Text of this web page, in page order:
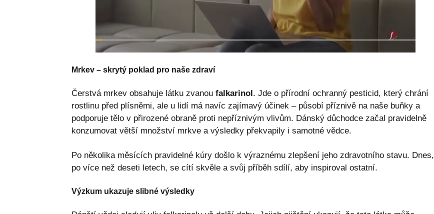
Mrkev – skrytý poklad pro naše zdraví
Čerstvá mrkev obsahuje látku zvanou falkarinol. Jde o přírodní ochranný pesticid, který chrání
rostlinu před plísněmi, ale u lidí má navíc zajímavý účinek – působí příznivě na naše buňky a
podporuje tělo v přirozené obraně proti nepříznivým vlivům. Dánský důchodce začal pravidelně
konzumovat větší množství mrkve a výsledky překvapily i samotné vědce.
Po několika měsících pravidelné kúry došlo k výraznému zlepšení jeho zdravotního stavu. Dnes,
po více než deseti letech, se cítí skvěle a svůj příběh sdílí, aby inspiroval ostatní.
Výzkum ukazuje slibné výsledky